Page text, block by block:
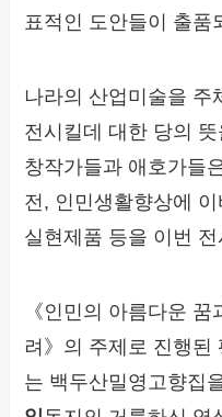
표적인 도안들이 출품
나라의 산업미술을 주
전시킬데 대한 당의
창작가들과 애호가들
전, 인민생활향상에
실현제품 등을 이번
《인민의 아름다운
려》의 주제로 진행된
는 백두산밀영고향집